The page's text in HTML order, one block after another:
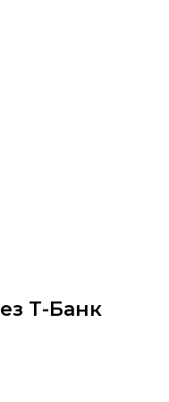
Т-Банк